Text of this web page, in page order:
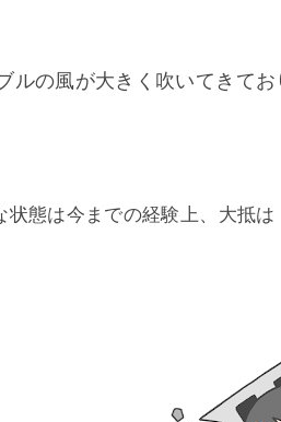
ルの風が大きく吹いてきてお
状態は今までの経験上、大抵は